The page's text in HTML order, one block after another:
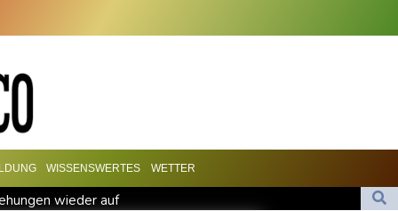
WISSENSWERTES WETTER
wieder auf